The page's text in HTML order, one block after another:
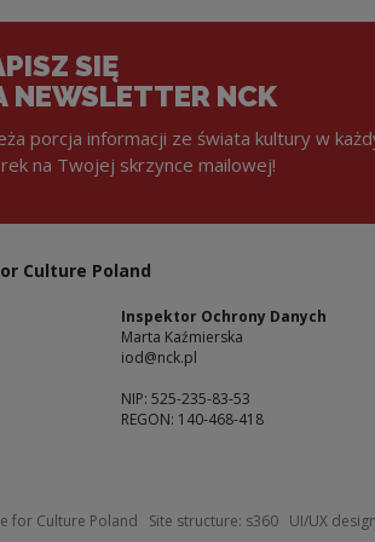
SIĘ
NEWSLETTER NCK
porcja informacji ze świata kultury w
na Twojej skrzynce mailowej!
Culture Poland
Inspektor Ochrony Danych
Marta Kaźmierska
iod@nck.pl
NIP: 525-235-83-53
REGON: 140-468-418
for Culture Poland Site structure: s360Note, the link
UI/UX